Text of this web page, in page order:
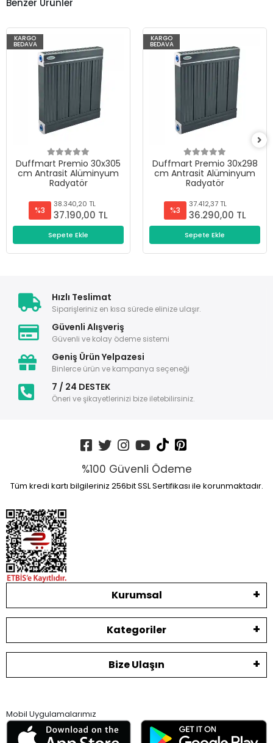
Benzer Ürünler
KARGO
BEDAVA
Duffmart Premio 30x305
cm Antrasit Alüminyum
Radyatör
%3
38.340,20 TL
37.190,00 TL
Sepete Ekle
KARGO
BEDAVA
Duffmart Premio 30x298
cm Antrasit Alüminyum
Radyatör
%3
37.412,37 TL
36.290,00 TL
Sepete Ekle
Hızlı Teslimat
Siparişleriniz en kısa sürede elinize ulaşır.
Güvenli Alışveriş
Güvenli ve kolay ödeme sistemi
Geniş Ürün Yelpazesi
Binlerce ürün ve kampanya seçeneği
7 / 24 DESTEK
Öneri ve şikayetlerinizi bize iletebilirsiniz.
%100 Güvenli Ödeme
Tüm kredi kartı bilgileriniz 256bit SSL Sertifikası ile korunmaktadır.
Kurumsal
Kategoriler
Bize Ulaşın
Mobil Uygulamalarımız